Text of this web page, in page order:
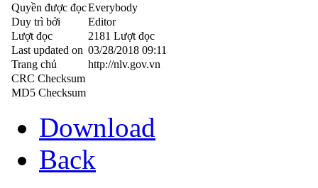
Quyền được đọcEverybody
Duy trì bởi
Editor
Lượt đọc
2181 Lượt đọc
Last updated on 03/28/2018 09:11
Trang chủ
http://nlv.gov.vn
CRC Checksum
MD5 Checksum
Download
Back